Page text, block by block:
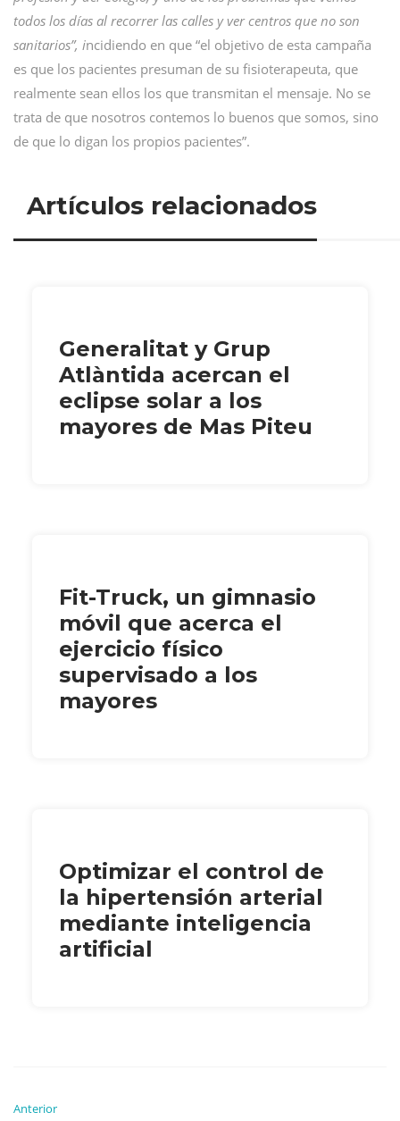
todos los días al recorrer las calles y ver centros que no son
sanitarios”, incidiendo en que “el objetivo de esta campaña
es que los pacientes presuman de su fisioterapeuta, que
realmente sean ellos los que transmitan el mensaje. No se
trata de que nosotros contemos lo buenos que somos, sino
de que lo digan los propios pacientes”.
Artículos relacionados
Generalitat y Grup
Atlàntida acercan el
eclipse solar a los
mayores de Mas Piteu
Fit-Truck, un gimnasio
móvil que acerca el
ejercicio físico
supervisado a los
mayores
Optimizar el control de
la hipertensión arterial
mediante inteligencia
artificial
Anterior